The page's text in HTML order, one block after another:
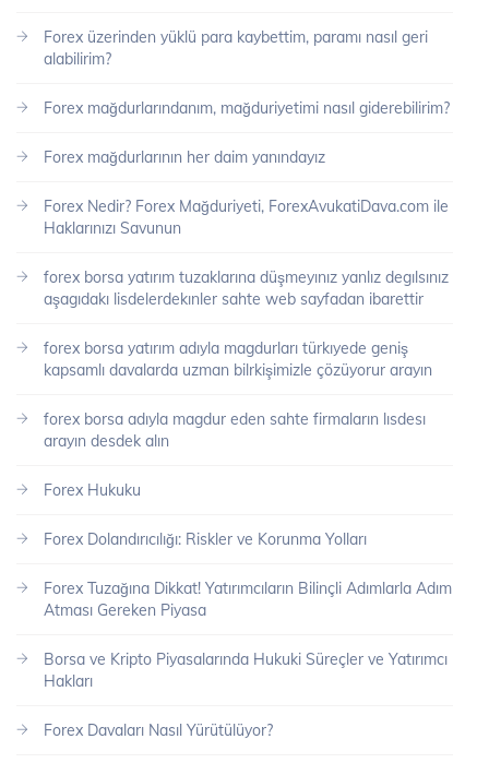
Forex üzerinden yüklü para kaybettim, paramı nasıl geri
alabilirim?
Forex mağdurlarındanım, mağduriyetimi nasıl giderebilirim?
Forex mağdurlarının her daim yanındayız
Forex Nedir? Forex Mağduriyeti, ForexAvukatiDava.com ile
Haklarınızı Savunun
forex borsa yatırım tuzaklarına düşmeyınız yanlız degılsınız
aşagıdakı lisdelerdekınler sahte web sayfadan ibarettir
forex borsa yatırım adıyla magdurları türkıyede geniş
kapsamlı davalarda uzman bilrkişimizle çözüyorur arayın
forex borsa adıyla magdur eden sahte firmaların lısdesı
arayın desdek alın
Forex Hukuku
Forex Dolandırıcılığı: Riskler ve Korunma Yolları
Forex Tuzağına Dikkat! Yatırımcıların Bilinçli Adımlarla Adım
Atması Gereken Piyasa
Borsa ve Kripto Piyasalarında Hukuki Süreçler ve Yatırımcı
Hakları
Forex Davaları Nasıl Yürütülüyor?